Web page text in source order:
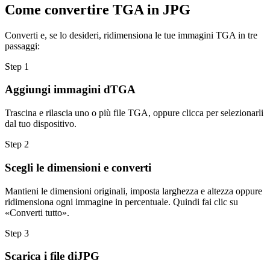
Come convertire TGA in JPG
Converti e, se lo desideri, ridimensiona le tue immagini TGA in tre
passaggi:
Step 1
Aggiungi immagini dTGA
Trascina e rilascia uno o più file TGA, oppure clicca per selezionarli
dal tuo dispositivo.
Step 2
Scegli le dimensioni e converti
Mantieni le dimensioni originali, imposta larghezza e altezza oppure
ridimensiona ogni immagine in percentuale. Quindi fai clic su
«Converti tutto».
Step 3
Scarica i file diJPG